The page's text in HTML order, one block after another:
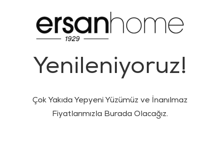
Yenileniyoruz!
Çok Yakıda Yepyeni Yüzümüz ve İnanılmaz
Fiyatlarımızla Burada Olacağız.